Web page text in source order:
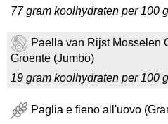
77 gram koolhydraten per 100
Paella van Rijst Mosselen
Groente (Jumbo)
19 gram koolhydraten per 100
Paglia e fieno all'uovo